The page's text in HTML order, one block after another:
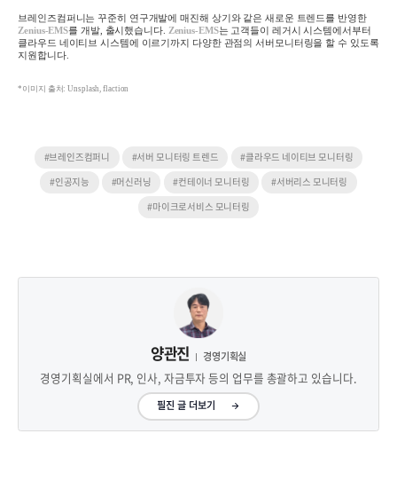
브레인즈컴퍼니는 꾸준히 연구개발에 매진해 상기와 같은 새로운 트렌드를 반영한
Zenius-EMS를 개발, 출시했습니다. Zenius-EMS는고객들이 레거시 시스템에서부터
클라우드 네이티브 시스템에 이르기까지 다양한 관점의 서버모니터링을 할 수 있도록
지원합니다.
*이미지 출처: Unsplash, flaction
#브레인즈컴퍼니 #서버 모니터링 트렌드
#클라우드 네이티브 모니터링
#인공지능
#머신러닝 #컨테이너 모니터링
#서버리스 모니터링
#마이크로서비스 모니터링
양관진 경영기획실
경영기획실에서 PR, 인사, 자금투자 등의 업무를 총괄하고 있습니다.
필진 글 더보기